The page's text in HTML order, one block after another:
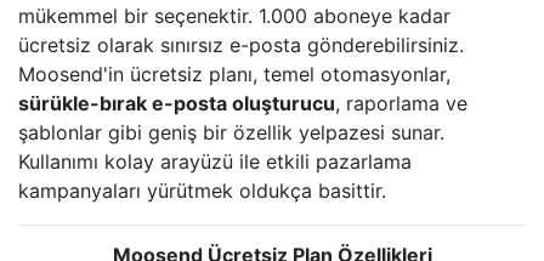
mükemmel bir seçenektir. 1.000 aboneye kadar
ücretsiz olarak sınırsız e-posta gönderebilirsiniz.
Moosend'in ücretsiz planı, temel otomasyonlar,
sürükle-bırak e-posta oluşturucu, raporlama ve
şablonlar gibi geniş bir özellik yelpazesi sunar.
Kullanımı kolay arayüzü ile etkili pazarlama
kampanyaları yürütmek oldukça basittir.
Moosend Ücretsiz Plan Özellikleri